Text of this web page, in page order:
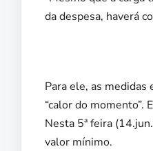
da despesa, haverá
Para ele, as
“calor do momento”.
Nesta 5ª feira
valor mínimo.